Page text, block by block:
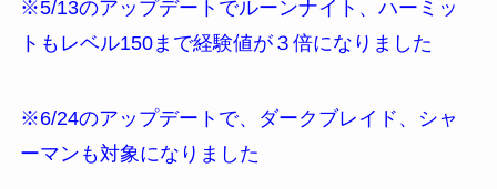
※5/13のアップデートでルーンナイト、ハーミッ
トもレベル150まで経験値が３倍になりました
※6/24のアップデートで、ダークブレイド、シャ
ーマンも対象になりました